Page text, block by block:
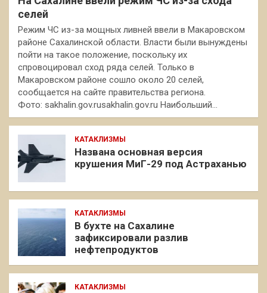
селей
Режим ЧС из-за мощных ливней ввели в Макаровском
районе Сахалинской области. Власти были вынуждены
пойти на такое положение, поскольку их
спровоцировал сход ряда селей. Только в
Макаровском районе сошло около 20 селей,
сообщается на сайте правительства региона.
Фото: sakhalin.gov.rusakhalin.gov.ru Наибольший…
КАТАКЛИЗМЫ
Названа основная версия
крушения МиГ-29 под Астраханью
КАТАКЛИЗМЫ
В бухте на Сахалине
зафиксировали разлив
нефтепродуктов
КАТАКЛИЗМЫ